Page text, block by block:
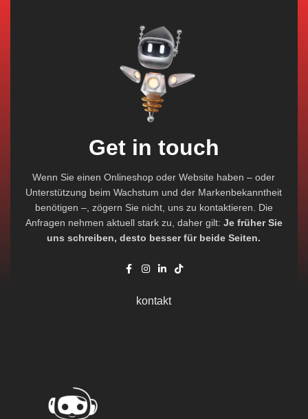
Get in touch
Wenn Sie einen Onlineshop oder Website haben – oder
Unterstützung beim Wachstum und der Markenbekanntheit
benötigen –, zögern Sie nicht, uns zu kontaktieren. Die
Anfragen nehmen aktuell stark zu, daher gilt: Je früher Sie
uns schreiben, desto besser für beide Seiten.
kontakt